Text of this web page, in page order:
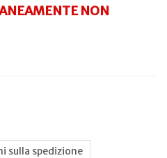
NON
sulla spedizione